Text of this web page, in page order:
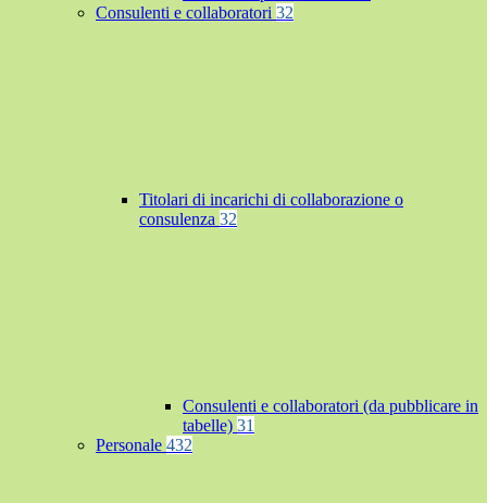
Consulenti e collaboratori 32
Titolari di incarichi di collaborazione o
consulenza 32
Consulenti e collaboratori (da pubblicare in
tabelle) 31
Personale 432